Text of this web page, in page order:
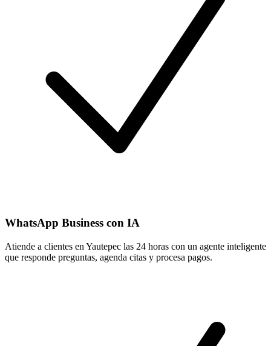
WhatsApp Business con IA
Atiende a clientes en Yautepec las 24 horas con un agente inteligente
que responde preguntas, agenda citas y procesa pagos.